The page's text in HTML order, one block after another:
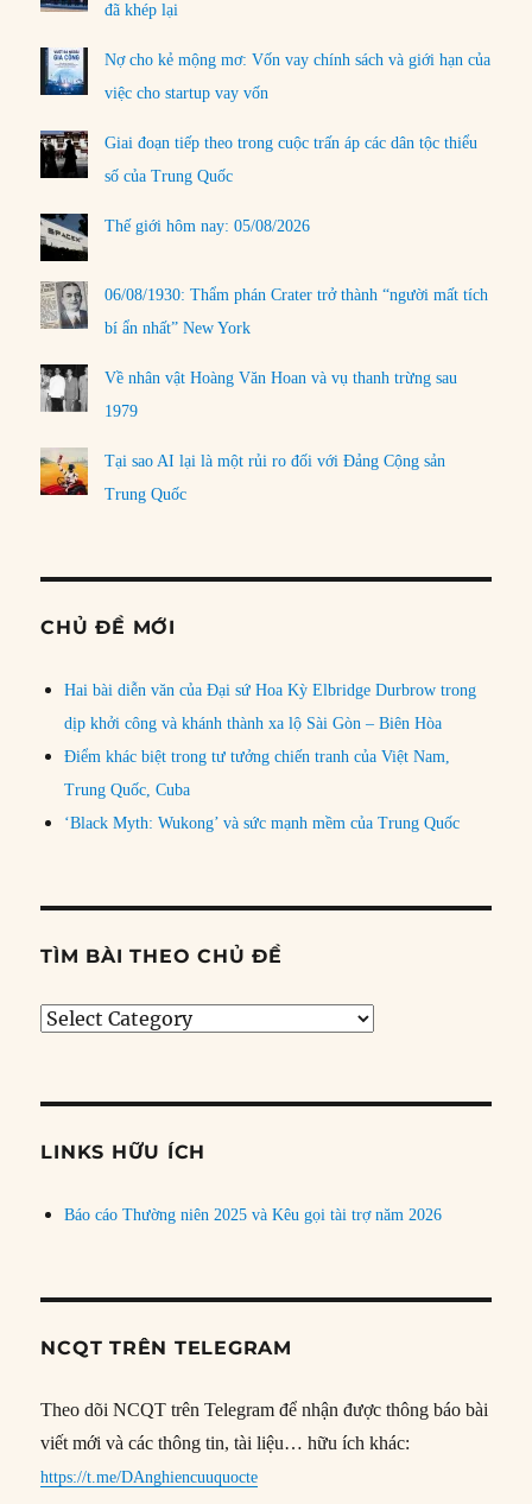
đã khép lại
Nợ cho kẻ mộng mơ: Vốn vay chính sách và giới hạn của
việc cho startup vay vốn
Giai đoạn tiếp theo trong cuộc trấn áp các dân tộc thiểu
số của Trung Quốc
Thế giới hôm nay: 05/08/2026
06/08/1930: Thẩm phán Crater trở thành “người mất tích
bí ẩn nhất” New York
Về nhân vật Hoàng Văn Hoan và vụ thanh trừng sau
1979
Tại sao AI lại là một rủi ro đối với Đảng Cộng sản
Trung Quốc
CHỦ ĐỀ MỚI
Hai bài diễn văn của Đại sứ Hoa Kỳ Elbridge Durbrow trong
dịp khởi công và khánh thành xa lộ Sài Gòn – Biên Hòa
Điểm khác biệt trong tư tưởng chiến tranh của Việt Nam,
Trung Quốc, Cuba
‘Black Myth: Wukong’ và sức mạnh mềm của Trung Quốc
TÌM BÀI THEO CHỦ ĐỀ
Tìm
đề
LINKS HỮU ÍCH
Báo cáo Thường niên 2025 và Kêu gọi tài trợ năm 2026
NCQT TRÊN TELEGRAM
Theo dõi NCQT trên Telegram để nhận được thông báo bài
viết mới và các thông tin, tài liệu… hữu ích khác:
https://t.me/DAnghiencuuquocte